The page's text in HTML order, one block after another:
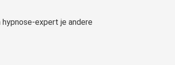
expert je andere